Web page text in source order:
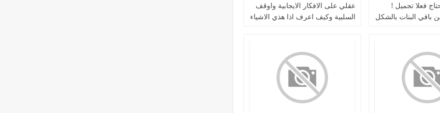
فعلا تجميل !
باقي البنات بالشكل
عقلي على الافكار الايجابية واوقف
السلبية وكيف اعرف اذا هذي الاشياء